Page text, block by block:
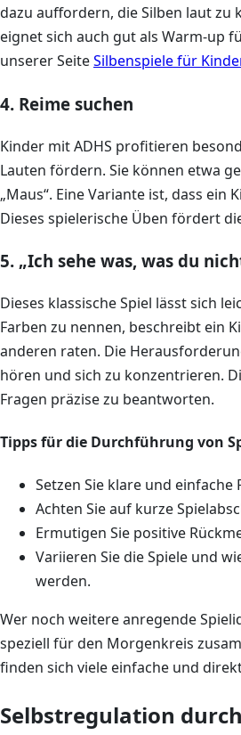
dazu auffordern, die Silben laut zu
eignet sich auch gut als Warm-up
unserer SeiteSilbenspiele für
4. Reime suchen
Kinder mit ADHS profitieren
Lauten fördern. Sie können etwa
„Maus“. Eine Variante ist, dass
Dieses spielerische Üben fördert
5. „Ich sehe was, was du
Dieses klassische Spiel lässt sich
Farben zu nennen, beschreibt ein
anderen raten. Die
hören und sich zu konzentrieren.
Fragen präzise zu beantworten.
Tipps für die Durchführung von
Setzen Sie klare und
Achten Sie auf kurze
Ermutigen Sie positive
Variieren Sie die Spiele und
werden.
Wer noch weitere anregende
speziell für den Morgenkreis
finden sich viele einfache und
Selbstregulation